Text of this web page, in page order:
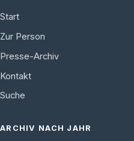
Start
Zur Person
Presse-Archiv
Kontakt
Suche
ARCHIV NACH JAHR